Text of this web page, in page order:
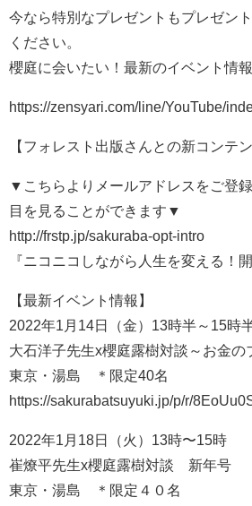
今なら特別なプレゼントもプレゼン
ください。
櫻庭に会いたい！最新のイベント情
https://zensyari.com/line/YouTube/
【フォレスト出版さんとの新コンテ
▼こちらよりメールアドレスをご登
目を見ることができます▼
http://frstp.jp/sakuraba-opt-intro
『ニコニコしながら人生を変える！開
【最新イベント情報】
2022年1月14日（金）13時半～15時
大石洋子先生x櫻庭露樹対談～お金の
東京・湯島 ＊限定40名
https://sakurabatsuyuki.jp/p/r/
2022年1月18日（火）13時〜15時
崔燎平先生x櫻庭露樹対談 新年号
東京・湯島 ＊限定４０名